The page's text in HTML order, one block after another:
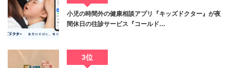
小児の時間外の健康相談アプリ『キッズドクター』が夜
間休日の往診サービス『コールド…
3位